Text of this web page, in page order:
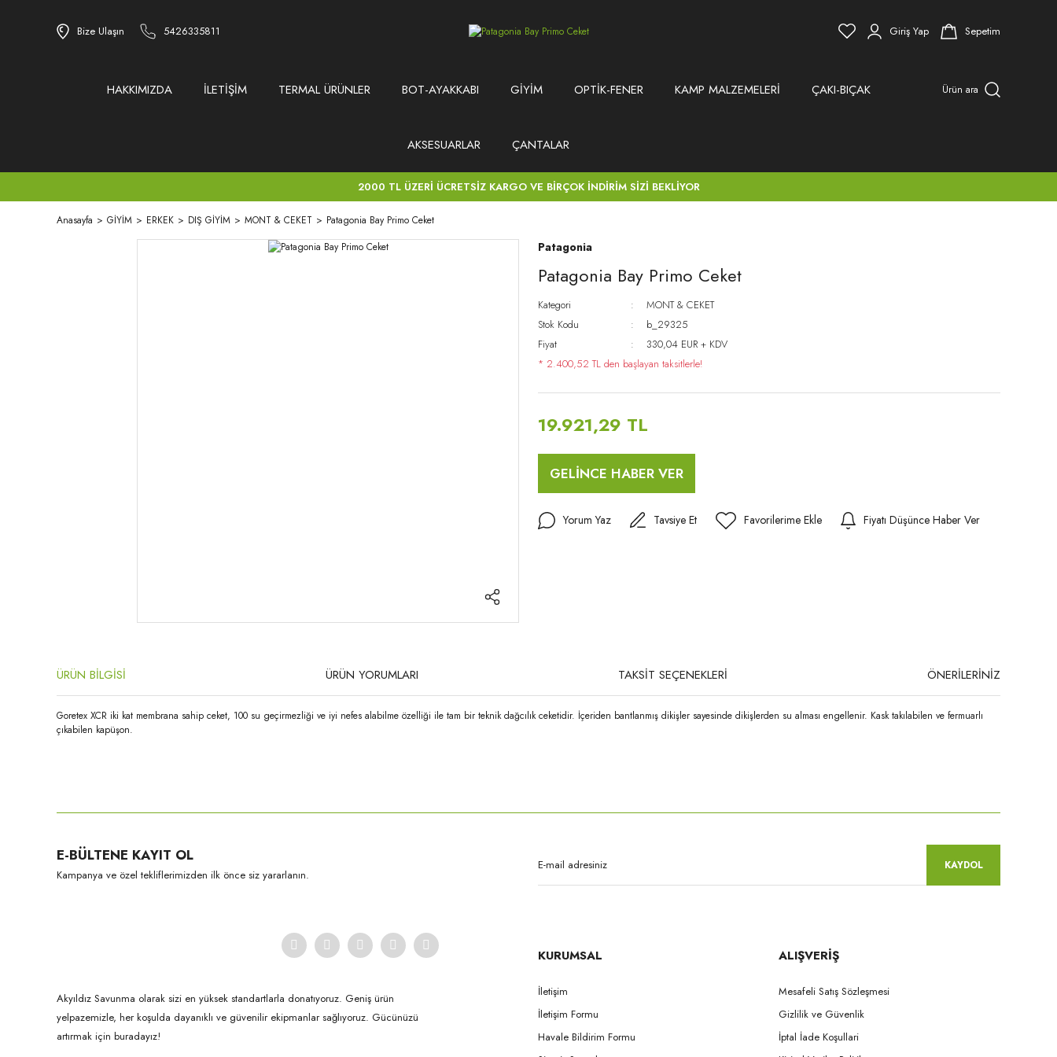
Bize Ulaşın 5426335811 Giriş Yap Sepetim
HAKKIMIZDA İLETİŞİM TERMAL ÜRÜNLER BOT-AYAKKABI GİYİM OPTİK-FENER KAMP MALZEMELERİ ÇAKI-BIÇAK
AKSESUARLAR ÇANTALAR
Ürün ara
2000 TL ÜZERİ ÜCRETSİZ KARGO VE BİRÇOK İNDİRİM SİZİ BEKLİYOR
Anasayfa GİYİM ERKEK DIŞ GİYİM MONT & CEKET Patagonia Bay Primo Ceket
Patagonia
Patagonia Bay Primo Ceket
Kategori
MONT & CEKET
Stok Kodu
b_29325
Fiyat
330,04 EUR + KDV
* 2.400,52 TL den başlayan taksitlerle!
19.921,29 TL
GELİNCE HABER VER
Yorum Yaz Tavsiye Et Fiyatı Düşünce Haber Ver
ÜRÜN BİLGİSİ ÜRÜN YORUMLARI TAKSİT SEÇENEKLERİ ÖNERİLERİNİZ
Goretex XCR iki kat membrana sahip ceket, 100 su geçirmezliği ve iyi nefes alabilme özelliği ile tam bir teknik dağcılık ceketidir. İçeriden bantlanmış dikişler sayesinde dikişlerden su alması engellenir. Kask takılabilen ve fermuarlı
çıkabilen kapüşon.
Ürün açıklamasında eksik bilgiler bulunuyor.
Ürün bilgilerinde hatalar bulunuyor.
E-BÜLTENE KAYIT OL
Kampanya ve özel tekliflerimizden ilk önce siz yararlanın.
KAYDOL
Akyıldız Savunma olarak sizi en yüksek standartlarla donatıyoruz. Geniş ürün
yelpazemizle, her koşulda dayanıklı ve güvenilir ekipmanlar sağlıyoruz. Gücünüzü
artırmak için buradayız!
KURUMSAL
İletişim
İletişim Formu
Havale Bildirim Formu
ALIŞVERİŞ
Mesafeli Satış Sözleşmesi
Gizlilik ve Güvenlik
İptal İade Koşullari